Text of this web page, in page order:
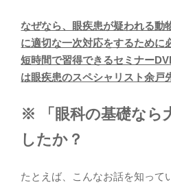
なぜなら、眼疾患が疑われる動
に適切な一次対応をするために
短時間で習得できるセミナー
は眼疾患のスペシャリスト余戸
※ 「眼科の基礎なら
したか？
たとえば、こんなお話を知って